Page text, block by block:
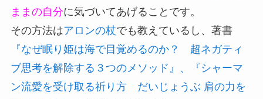
ままの自分に気づいてあげることです。
その方法はアロンの杖でも教えているし、著書
『なぜ眠り姫は海で目覚めるのか？ 超ネガティ
ブ思考を解除する３つのメソッド』、
『シャーマ
ン流愛を受け取る祈り方 だいじょうぶ 肩の力を